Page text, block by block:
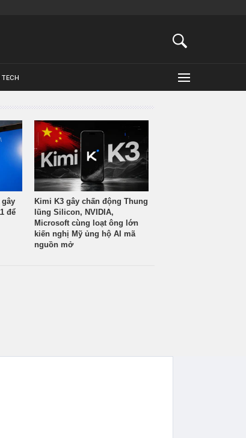
để
Kimi K3 gây chấn động Thung
lũng Silicon, NVIDIA,
Microsoft cùng loạt ông lớn
kiến nghị Mỹ ủng hộ AI mã
nguồn mở